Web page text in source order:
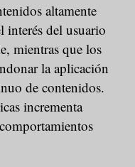
altamente
interés del usuario
mientras que los
la aplicación
de contenidos.
incrementa